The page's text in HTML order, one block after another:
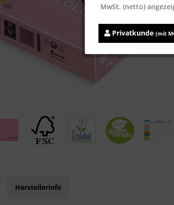
Herstellerinfo
MwSt. (netto)
Privatkunde (mit